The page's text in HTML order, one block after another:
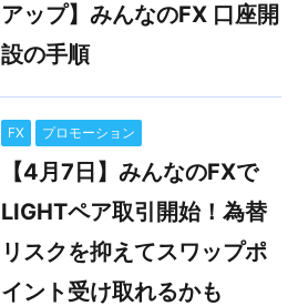
アップ】みんなのFX 口座開
設の手順
FX プロモーション
【4月7日】みんなのFXで
LIGHTペア取引開始！為替
リスクを抑えてスワップポ
イント受け取れるかも